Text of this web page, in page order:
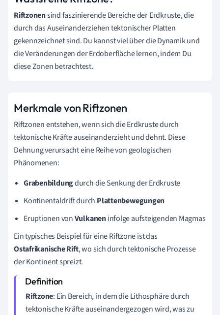
Riftzonensind faszinierende Bereiche der Erdkruste, die
durch das Auseinanderziehen tektonischer Platten
gekennzeichnet sind. Du kannst viel über die Dynamik und
die Veränderungen der Erdoberfläche lernen, indem Du
diese Zonen betrachtest.
Merkmale von Riftzonen
Riftzonen entstehen, wenn sich die Erdkruste durch
tektonische Kräfte auseinanderzieht und dehnt. Diese
Dehnung verursacht eine Reihe von geologischen
Phänomenen:
Grabenbildungdurch die Senkung der Erdkruste
Kontinentaldrift durch Plattenbewegungen
Eruptionen vonVulkaneninfolge aufsteigenden Magmas
Ein typisches Beispiel für eine Riftzone ist das
Ostafrikanische Rift, wo sich durch tektonische Prozesse
der Kontinent spreizt.
Riftzone: Ein Bereich, in dem die Lithosphäre durch
tektonische Kräfte auseinandergezogen wird, was zu